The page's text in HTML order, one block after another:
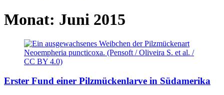
Monat: Juni 2015
Erster Fund einer Pilzmückenlarve in Südamerika